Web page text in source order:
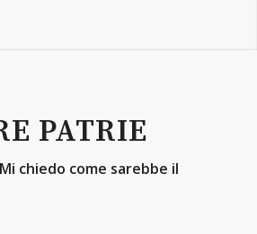
PATRIE
chiedo come sarebbe il